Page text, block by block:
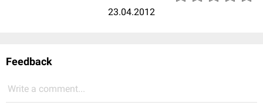
23.04.2012
Feedback
Write a comment...